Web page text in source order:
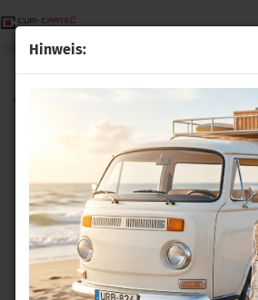
Hinweis:
LTE APP - Steuerung zur Bedienung
Audi Q5 FY inkl. Plug&Play